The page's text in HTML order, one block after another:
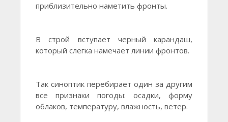
приблизительно наметить фронты.
В строй вступает черный карандаш,
который слегка намечает линии фронтов.
Так синоптик перебирает один за другим
все признаки погоды: осадки, форму
облаков, температуру, влажность, ветер.